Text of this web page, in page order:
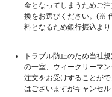
金となってしまうためご
換をお選びください。(※
料となるため銀行振込よ
トラブル防止のため当社
の一室、ウィークリーマ
注文をお受けすることが
はございますがキャンセル